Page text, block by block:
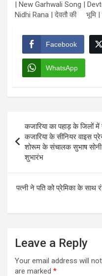
| New Garhwali Song |
Nidhi Rana | देवतौ की भूमि |
Facebook
WhatsApp
navigation
कजारिया का पहाड़ के जिलों
कजारिया के सीनियर वाइस
शोरूम के संचालक सुभाष
शुभारंभ
पत्नी ने पति को प्रेमिका के साथ
Leave a Reply
Your email address will
are marked *